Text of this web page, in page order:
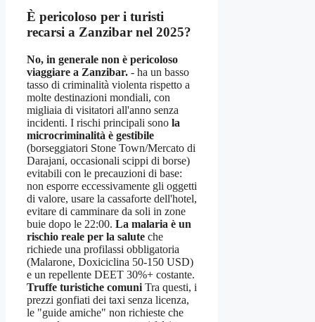
È pericoloso per i turisti
recarsi a Zanzibar nel 2025?
No, in generale non è pericoloso
viaggiare a Zanzibar. - ha un basso
tasso di criminalità violenta rispetto a
molte destinazioni mondiali, con
migliaia di visitatori all'anno senza
incidenti. I rischi principali sono la
microcriminalità è gestibile
(borseggiatori Stone Town/Mercato di
Darajani, occasionali scippi di borse)
evitabili con le precauzioni di base:
non esporre eccessivamente gli oggetti
di valore, usare la cassaforte dell'hotel,
evitare di camminare da soli in zone
buie dopo le 22:00. La malaria è un
rischio reale per la salute che
richiede una profilassi obbligatoria
(Malarone, Doxiciclina 50-150 USD)
e un repellente DEET 30%+ costante.
Truffe turistiche comuni Tra questi, i
prezzi gonfiati dei taxi senza licenza,
le "guide amiche" non richieste che